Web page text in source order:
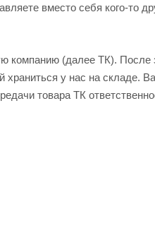
вместо себя кого-то
компанию (далее ТК). После
у нас на складе.
товара ТК